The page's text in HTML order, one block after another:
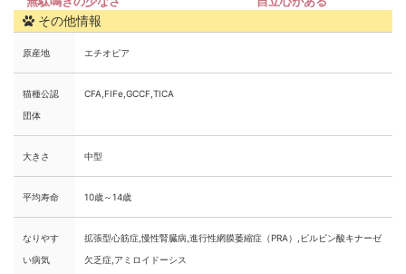
その他情報
原産地 エチオピア
猫種公認
団体
CFA,FIFe,GCCF,TICA
大きさ 中型
平均寿命 10歳～14歳
なりやす
い病気
拡張型心筋症,慢性腎臓病,進行性網膜萎縮症（PRA）,ピルビン酸キナーゼ
欠乏症,アミロイドーシス